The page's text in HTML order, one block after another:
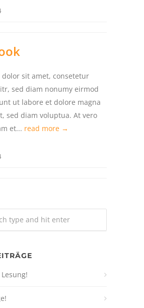
dolor sit amet, consetetur
sed diam nonumy eirmod
ut labore et dolore magna
sed diam voluptua. At vero
et... read more →